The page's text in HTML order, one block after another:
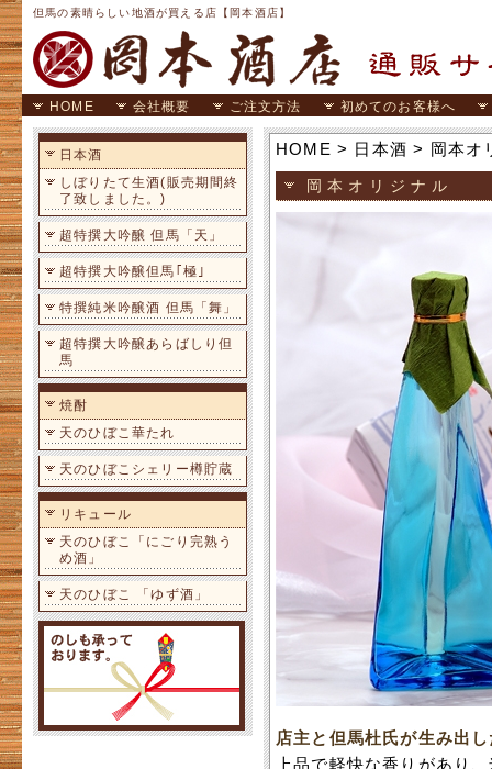
但馬の素晴らしい地酒が買える店【岡本酒店】
HOME 会社概要 ご注文方法 初めてのお客様へ
日本酒
しぼりたて生酒(販売期間終
了致しました。)
超特撰大吟醸 但馬「天」
超特撰大吟醸但馬｢極｣
特撰純米吟醸酒 但馬「舞」
超特撰大吟醸あらばしり但
馬
焼酎
天のひぼこ華たれ
天のひぼこシェリー樽貯蔵
リキュール
天のひぼこ「にごり完熟う
め酒」
天のひぼこ 「ゆず酒」
HOME > 日本酒 > 岡本オ
岡本オリジナル
店主と但馬杜氏が生み出
上品で軽快な香りがあり